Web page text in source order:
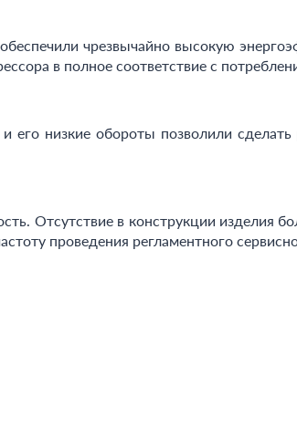
чрезвычайно высокую
в полное соответствие с
низкие обороты позволили
Отсутствие в конструкции изделия
проведения регламентного